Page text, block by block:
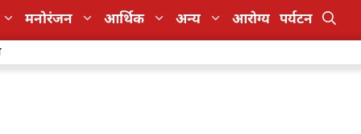
मनोरंजन आर्थिक अन्य आरोग्य पर्यटन